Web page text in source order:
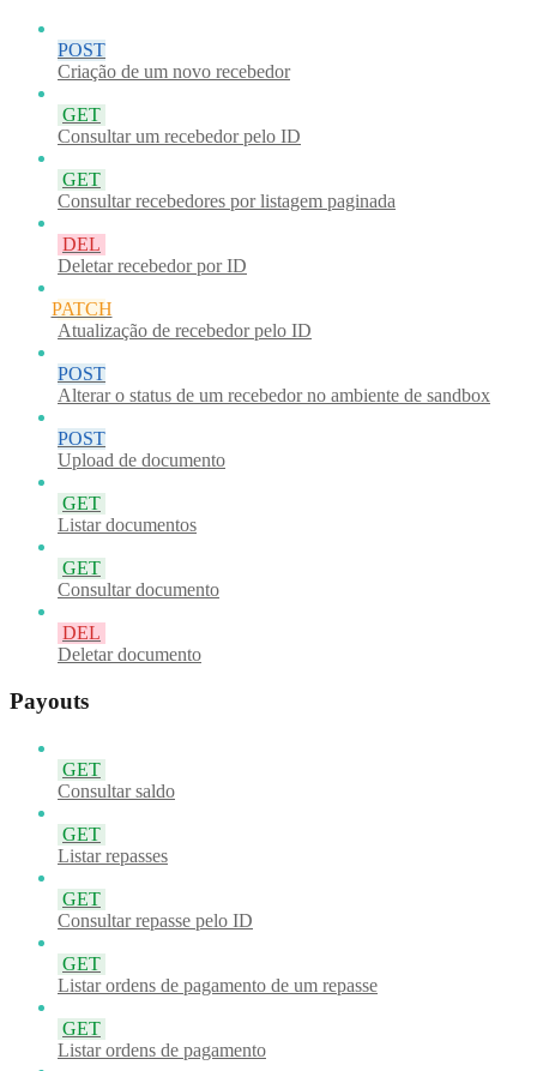
POST
Criação de um novo recebedor
GET
Consultar um recebedor pelo ID
GET
Consultar recebedores por listagem paginada
DEL
Deletar recebedor por ID
PATCH
Atualização de recebedor pelo ID
POST
Alterar o status de um recebedor no ambiente de sandbox
POST
Upload de documento
GET
Listar documentos
GET
Consultar documento
DEL
Deletar documento
Payouts
GET
Consultar saldo
GET
Listar repasses
GET
Consultar repasse pelo ID
GET
Listar ordens de pagamento de um repasse
GET
Listar ordens de pagamento